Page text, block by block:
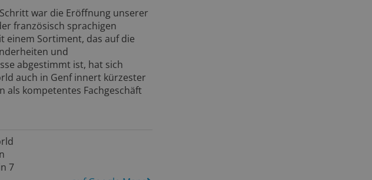
war die Eröffnung unserer
französisch sprachigen
einem Sortiment, das auf die
und
abgestimmt ist, hat sich
auch in Genf innert kürzester
als kompetentes Fachgeschäft
7